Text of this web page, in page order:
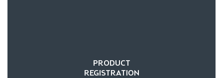
PRODUCT
REGISTRATION